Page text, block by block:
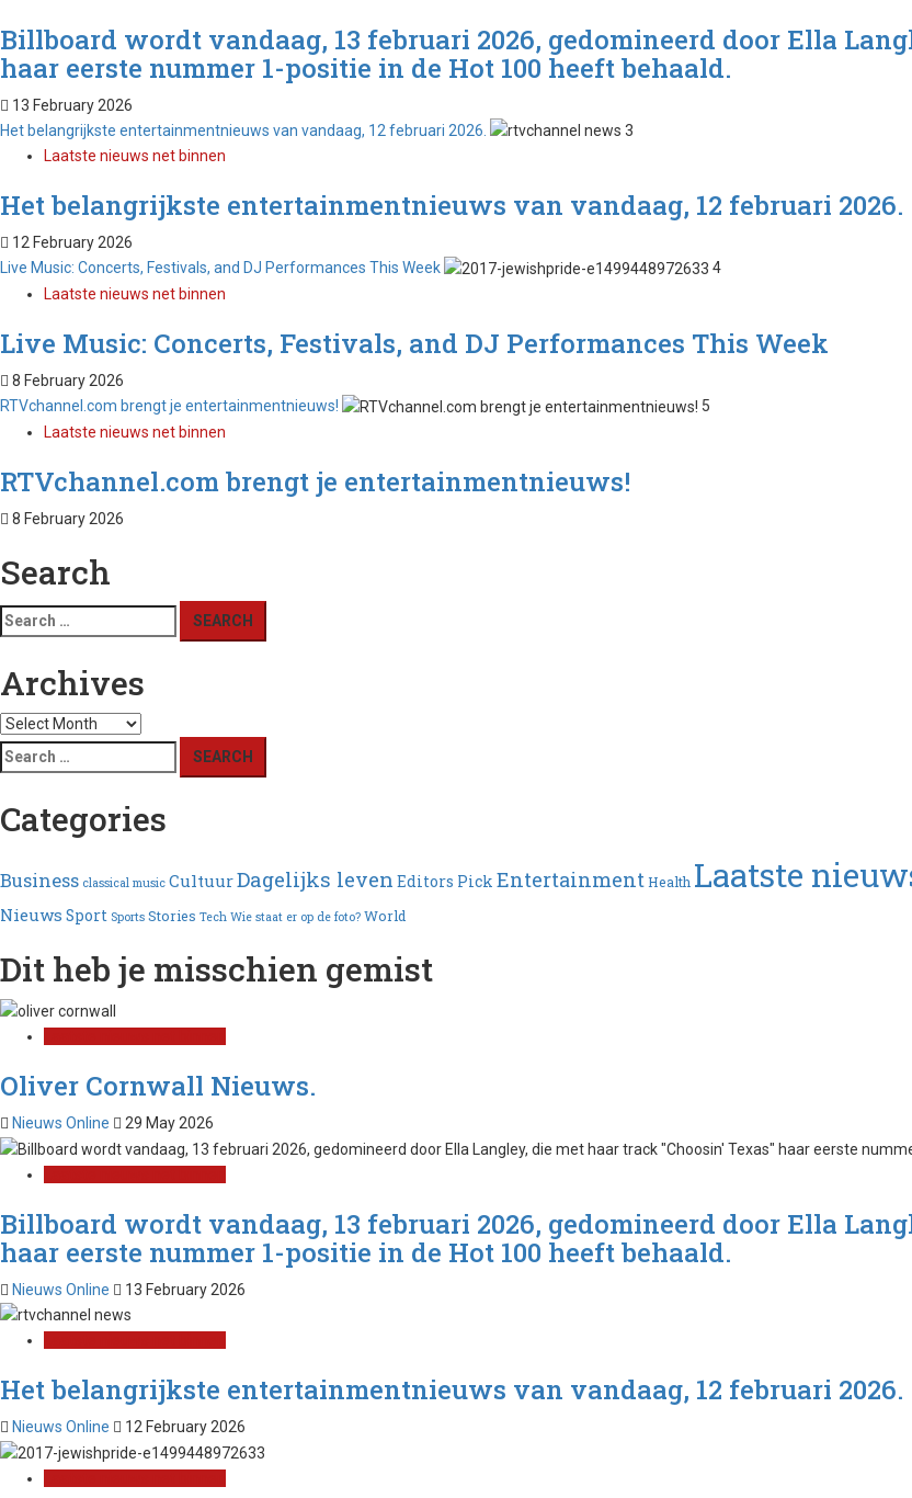
Billboard wordt vandaag, 13 februari 2026, gedomineerd door Ella
haar eerste nummer 1-positie in de Hot 100 heeft behaald.
13 February 2026
Het belangrijkste entertainmentnieuws van vandaag, 12 februari 2026.
3
Laatste nieuws net binnen
Het belangrijkste entertainmentnieuws van vandaag, 12 februari 2026.
12 February 2026
Live Music: Concerts, Festivals, and DJ Performances This Week
4
Laatste nieuws net binnen
Live Music: Concerts, Festivals, and DJ Performances This Week
8 February 2026
RTVchannel.com brengt je entertainmentnieuws!
5
Laatste nieuws net binnen
RTVchannel.com brengt je entertainmentnieuws!
8 February 2026
Search
Search
for:
Archives
Archives
Search
for:
Categories
Business classical music CultuurDagelijks leven Editors Pick EntertainmentHealth Laatste
Nieuws Sport Sports Stories Tech Wie staat er op de foto? World
Dit heb je misschien gemist
Oliver Cornwall Nieuws.
Nieuws Online 29 May 2026
Billboard wordt vandaag, 13 februari 2026, gedomineerd door Ella
haar eerste nummer 1-positie in de Hot 100 heeft behaald.
Nieuws Online 13 February 2026
Het belangrijkste entertainmentnieuws van vandaag, 12 februari 2026.
Nieuws Online 12 February 2026